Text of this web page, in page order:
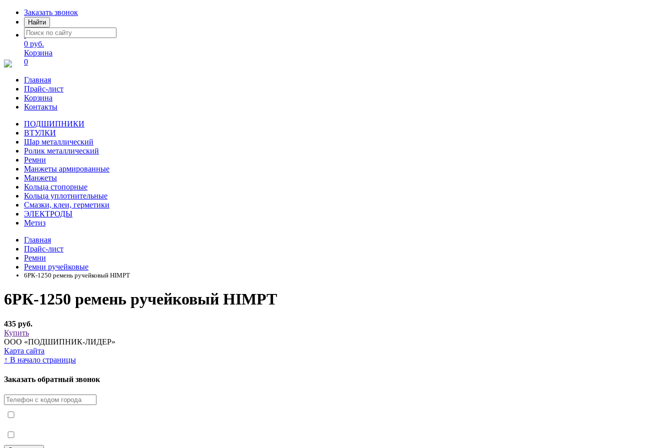
Заказать звонок
Найти
0 руб.
Корзина
0
Главная
Прайс-лист
Корзина
Контакты
ПОДШИПНИКИ
ВТУЛКИ
Шар металлический
Ролик металлический
Ремни
Манжеты армированные
Манжеты
Кольца стопорные
Кольца уплотнительные
Смазки, клеи, герметики
ЭЛЕКТРОДЫ
Метиз
Главная
Прайс-лист
Ремни
Ремни ручейковые
6РК-1250 ремень ручейковый HIMPT
6РК-1250 ремень ручейковый HIMPT
435 руб.
Купить
ООО «ПОДШИПНИК-ЛИДЕР»
Карта сайта
↑ В начало страницы
Заказать обратный звонок